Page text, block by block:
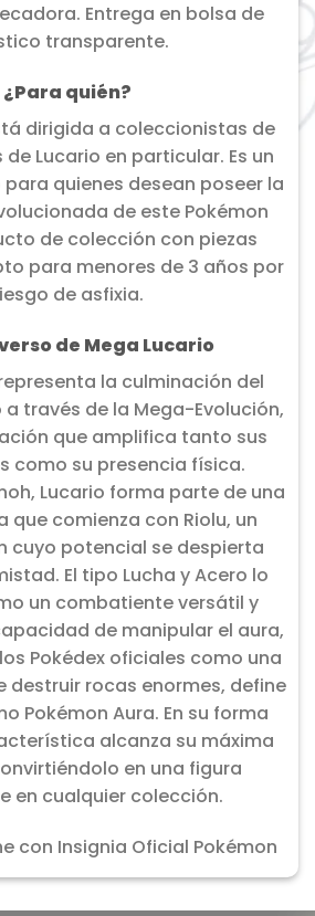
Entrega en bolsa de
transparente.
¿Para quién?
dirigida a coleccionistas de
Lucario en particular. Es un
quienes desean poseer la
de este Pokémon
de colección con piezas
para menores de 3 años por
de asfixia.
de Mega Lucario
la culminación del
través de la Mega-Evolución,
que amplifica tanto sus
como su presencia física.
Lucario forma parte de una
que comienza con Riolu, un
cuyo potencial se despierta
El tipo Lucha y Acero lo
un combatiente versátil y
de manipular el aura,
Pokédex oficiales como una
destruir rocas enormes, define
Pokémon Aura. En su forma
alcanza su máxima
en una figura
en cualquier colección.
con Insignia Oficial Pokémon